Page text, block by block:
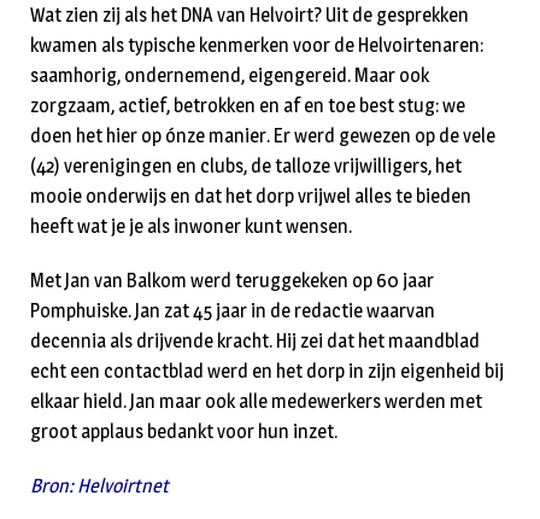
Wat zien zij als het DNA van Helvoirt? Uit de gesprekken
kwamen als typische kenmerken voor de Helvoirtenaren:
saamhorig, ondernemend, eigengereid. Maar ook
zorgzaam, actief, betrokken en af en toe best stug: we
doen het hier op ónze manier. Er werd gewezen op de vele
(42) verenigingen en clubs, de talloze vrijwilligers, het
mooie onderwijs en dat het dorp vrijwel alles te bieden
heeft wat je je als inwoner kunt wensen.
Met Jan van Balkom werd teruggekeken op 60 jaar
Pomphuiske. Jan zat 45 jaar in de redactie waarvan
decennia als drijvende kracht. Hij zei dat het maandblad
echt een contactblad werd en het dorp in zijn eigenheid bij
elkaar hield. Jan maar ook alle medewerkers werden met
groot applaus bedankt voor hun inzet.
Bron: Helvoirtnet